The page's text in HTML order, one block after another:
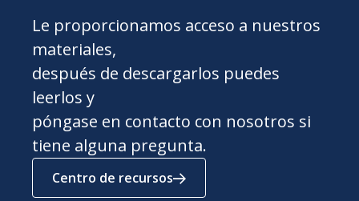
Le proporcionamos acceso a nuestros
materiales,
después de descargarlos puedes
leerlos y
póngase en contacto con nosotros si
tiene alguna pregunta.
Centro de recursos